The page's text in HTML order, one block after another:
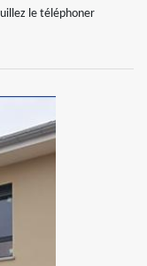
le téléphoner